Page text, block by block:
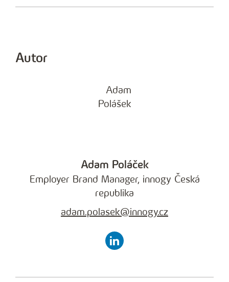
Autor
Adam Poláček
Employer Brand Manager, innogy Česká
republika
adam.polasek@innogy.cz